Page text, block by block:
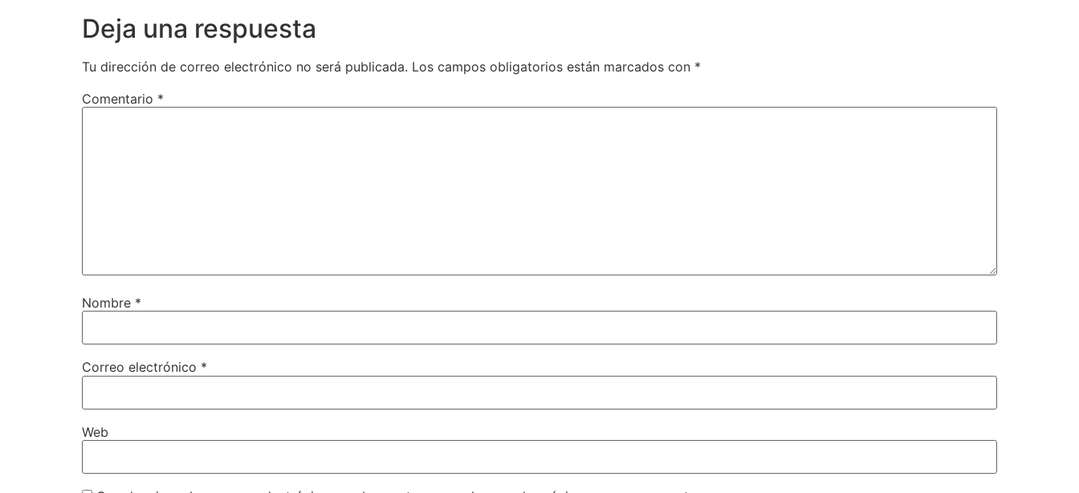
Deja una respuesta
Tu dirección de correo electrónico no será publicada. Los campos obligatorios están marcados con *
Comentario *
Nombre *
Correo electrónico *
Web